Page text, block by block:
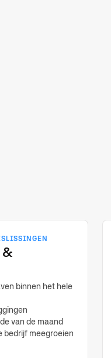
&
binnen het hele
van de maand
bedrijf meegroeien